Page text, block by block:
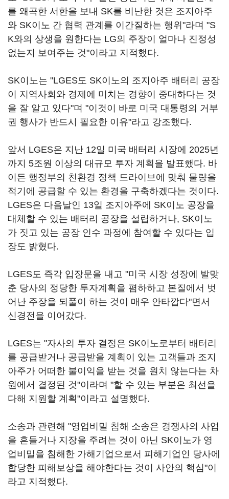
를 왜곡한 서한을 보내 SK를 비난한 것은 조지아주
와 SK이노 간 협력 관계를 이간질하는 행위"라며 "S
K와의 상생을 원한다는 LG의 주장이 얼마나 진정성
없는지 보여주는 것"이라고 지적했다.
SK이노는 "LGES도 SK이노의 조지아주 배터리 공장
이 지역사회와 경제에 미치는 경향이 중대하다는 것
을 잘 알고 있다"며 "이것이 바로 미국 대통령의 거부
권 행사가 반드시 필요한 이유"라고 강조했다.
앞서 LGES은 지난 12일 미국 배터리 시장에 2025년
까지 5조원 이상의 대규모 투자 계획을 발표했다. 바
이든 행정부의 친환경 정책 드라이브에 맞춰 물량을
적기에 공급할 수 있는 환경을 구축하겠다는 것이다.
LGES은 다음날인 13일 조지아주에 SK이노 공장을
대체할 수 있는 배터리 공장을 설립하거나, SK이노
가 짓고 있는 공장 인수 과정에 참여할 수 있다는 입
장도 밝혔다.
LGES도 즉각 입장문을 내고 "미국 시장 성장에 발맞
춘 당사의 정당한 투자계획을 폄하하고 본질에서 벗
어난 주장을 되풀이 하는 것이 매우 안타깝다"면서
신경전을 이어갔다.
LGES는 "자사의 투자 결정은 SK이노로부터 배터리
를 공급받거나 공급받을 계획이 있는 고객들과 조지
아주가 어떠한 불이익을 받는 것을 원치 않는다는 차
원에서 결정된 것"이라며 "할 수 있는 부분은 최선을
다해 지원할 계획"이라고 설명했다.
소송과 관련해 "영업비밀 침해 소송은 경쟁사의 사업
을 흔들거나 지장을 주려는 것이 아닌 SK이노가 영
업비밀을 침해한 가해기업으로서 피해기업인 당사에
합당한 피해보상을 해야한다는 것이 사안의 핵심"이
라고 지적했다.